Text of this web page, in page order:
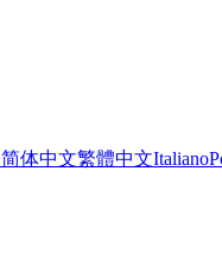
简体中文繁體中文Italiano